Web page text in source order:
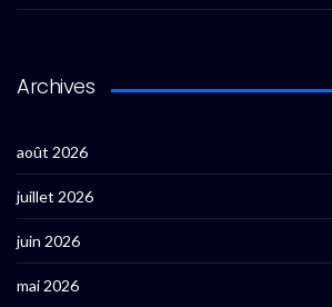
Archives
août 2026
juillet 2026
juin 2026
mai 2026